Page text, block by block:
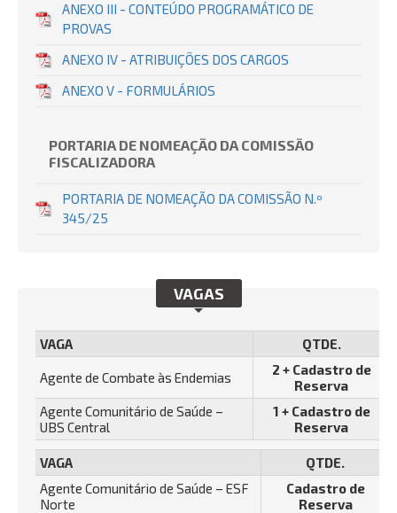
ANEXO III - CONTEÚDO PROGRAMÁTICO DE
PROVAS
ANEXO IV - ATRIBUIÇÕES DOS CARGOS
ANEXO V - FORMULÁRIOS
PORTARIA DE NOMEAÇÃO DA COMISSÃO
FISCALIZADORA
PORTARIA DE NOMEAÇÃO DA COMISSÃO N.º
345/25
VAGAS
VAGA QTDE.
Agente de Combate às Endemias
2 + Cadastro de
Reserva
Agente Comunitário de Saúde –
UBS Central
1 + Cadastro de
Reserva
VAGA
QTDE.
Agente Comunitário de Saúde – ESF
Norte
Cadastro de
Reserva